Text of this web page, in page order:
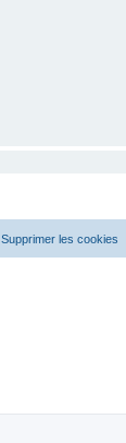
Supprimer les cookies